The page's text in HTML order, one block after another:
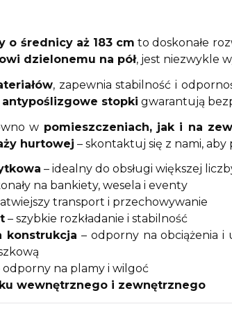
o średnicy aż 183 cm to doskonałe
dzielonemu na pół, jest niezwykle
, zapewnia stabilność i
antypoślizgowe stopki gwarantują
w pomieszczeniach, jak i na
hurtowej – skontaktuj się z nami, aby
– idealny do obsługi większej
na bankiety, wesela i eventy
transport i przechowywanie
– szybkie rozkładanie i stabilność
konstrukcja – odporny na obciążenia i
odporny na plamy i wilgoć
wewnętrznego i zewnętrznego